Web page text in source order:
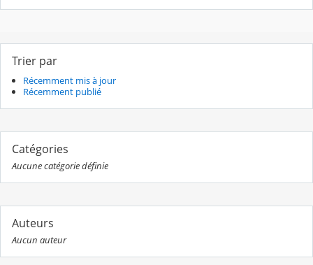
Trier par
Récemment mis à jour
Récemment publié
Catégories
Aucune catégorie définie
Auteurs
Aucun auteur